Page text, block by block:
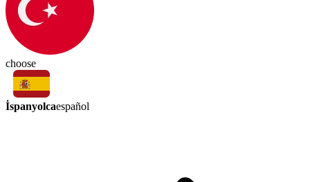
choose
İspanyolcaespañol